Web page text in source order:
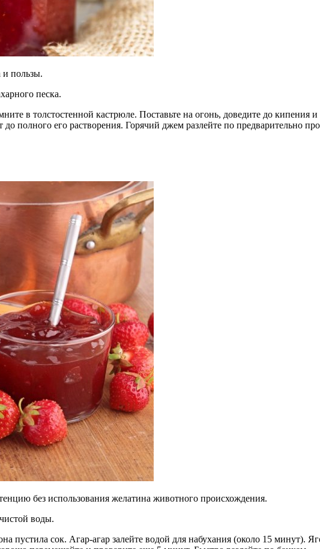
пользы.
песка.
в толстостенной кастрюле. Поставьте на огонь, доведите до кипения
полного его растворения. Горячий джем разлейте по предварительно
без использования желатина животного происхождения.
воды.
пустила сок. Агар-агар залейте водой для набухания (около 15 минут).